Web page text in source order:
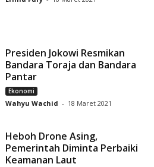
Presiden Jokowi Resmikan
Bandara Toraja dan Bandara
Pantar
Ekonomi
Wahyu Wachid - 18 Maret 2021
Heboh Drone Asing,
Pemerintah Diminta Perbaiki
Keamanan Laut